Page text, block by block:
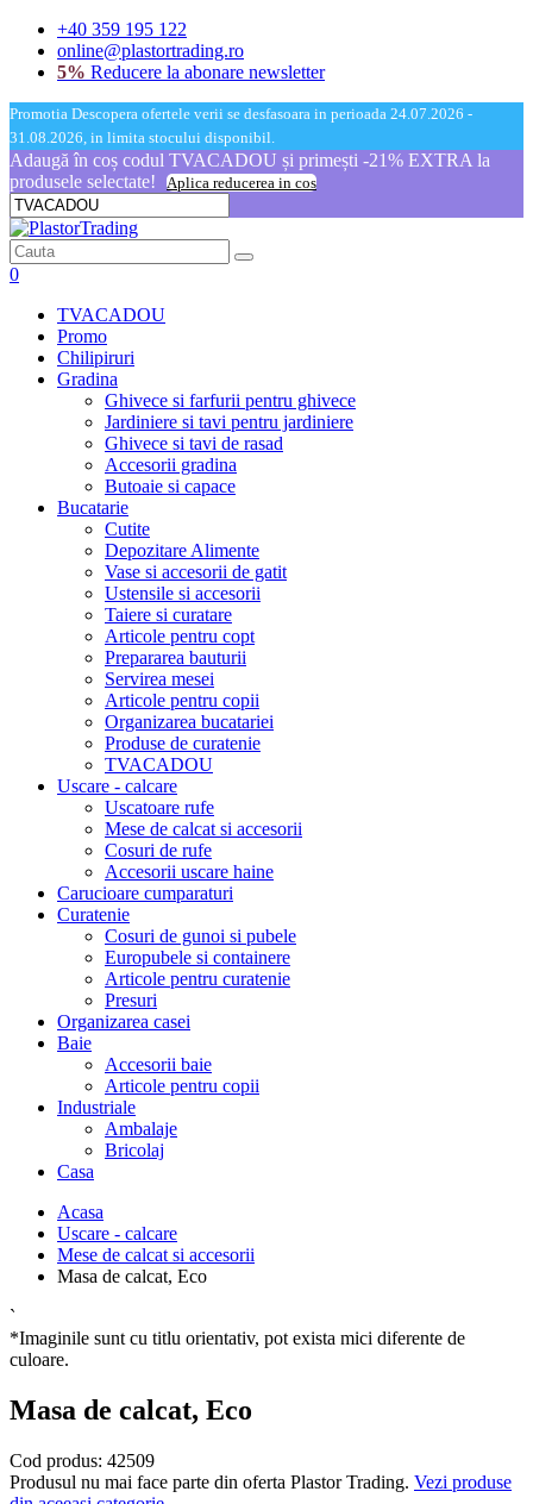
+40 359 195 122
online@plastortrading.ro
5% Reducere la abonare newsletter
Promotia Descopera ofertele verii se desfasoara in perioada 24.07.2026 -
31.08.2026, in limita stocului disponibil.
Adaugă în coș codul TVACADOU și primești -21% EXTRA la
produsele selectate!
Aplica reducerea in cos
0
TVACADOU
Promo
Chilipiruri
Gradina
Ghivece si farfurii pentru ghivece
Jardiniere si tavi pentru jardiniere
Ghivece si tavi de rasad
Accesorii gradina
Butoaie si capace
Bucatarie
Cutite
Depozitare Alimente
Vase si accesorii de gatit
Ustensile si accesorii
Taiere si curatare
Articole pentru copt
Prepararea bauturii
Servirea mesei
Articole pentru copii
Organizarea bucatariei
Produse de curatenie
TVACADOU
Uscare - calcare
Uscatoare rufe
Mese de calcat si accesorii
Cosuri de rufe
Accesorii uscare haine
Carucioare cumparaturi
Curatenie
Cosuri de gunoi si pubele
Europubele si containere
Articole pentru curatenie
Presuri
Organizarea casei
Baie
Accesorii baie
Articole pentru copii
Industriale
Ambalaje
Bricolaj
Casa
Acasa
Uscare - calcare
Mese de calcat si accesorii
Masa de calcat, Eco
`
*Imaginile sunt cu titlu orientativ, pot exista mici diferente de
culoare.
Masa de calcat, Eco
Cod produs: 42509
Produsul nu mai face parte din oferta Plastor Trading. Vezi produse